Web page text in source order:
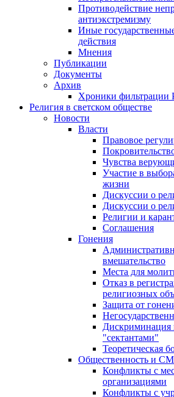
Противодействие
антиэкстремизму
Иные
действия
Мнения
Публикации
Документы
Архив
Хроники фильтрации
Религия в светском обществе
Новости
Власти
Правовое
Чувства
Участие в
жизни
Дискуссии о
Дискуссии о
Религии и
Соглашения
Гонения
вмешательство
Места для
Отказ в
религиозных
Защита от
Дискриминация
"сектантами"
Теоретическая
Общественность и
Конфликты с
организациями
Конфликты с